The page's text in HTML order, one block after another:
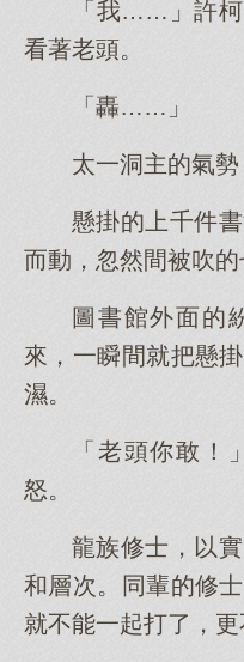
「我……」許
看著老頭。
「轟……」
太一洞主的氣勢
懸掛的上千件
而動，忽然間被吹的
圖書館外面的
來，一瞬間就把懸
濕。
「老頭你敢！
怒。
龍族修士，以
和層次。同輩的修
就不能一起打了，